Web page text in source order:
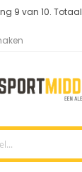
9 van 10. Totaal